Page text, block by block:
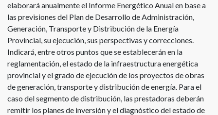
elaborará anualmente el Informe Energético Anual en base a
las previsiones del Plan de Desarrollo de Administración,
Generación, Transporte y Distribución de la Energía
Provincial, su ejecución, sus perspectivas y correcciones.
Indicará, entre otros puntos que se establecerán en la
reglamentación, el estado de la infraestructura energética
provincial y el grado de ejecución de los proyectos de obras
de generación, transporte y distribución de energía. Para el
caso del segmento de distribución, las prestadoras deberán
remitir los planes de inversión y el diagnóstico del estado de